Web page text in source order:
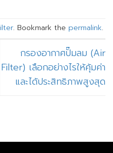
. Bookmark the permalink.
กรองอากาศปั๊มลม (Air
Filter) เลือกอย่างไรให้คุ้มค่า
และได้ประสิทธิภาพสูงสุด